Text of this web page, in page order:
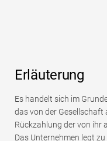
Erläuterung
Es handelt sich im
das von der Gesellschaft
Rückzahlung der von ihr
Das Unternehmen legt